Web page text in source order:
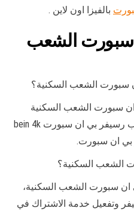
بالفيزا اون لاين .
سبورت الشعب
الشعب السكنية؟
سبورت الشعب السكنية
هندي يعمل بخبرة عالية في تركيب رسيفر بي ان سبورت bein 4k
بي ان سبورت.
الشعب السكنية؟
سبورت الشعب السكنية،
وتفعيل خدمة الاشتراك في